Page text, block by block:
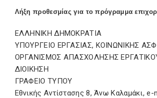
Λήξη προθεσμίας για το πρόγραμμα
ΕΛΛΗΝΙΚΗ ΔΗΜΟΚΡΑΤΙΑ
ΥΠΟΥΡΓΕΙΟ ΕΡΓΑΣΙΑΣ, ΚΟΙΝΩΝΙΚΗΣ
ΟΡΓΑΝΙΣΜΟΣ ΑΠΑΣΧΟΛΗΣΗΣ
ΔΙΟΙΚΗΣΗ
ΓΡΑΦΕΙΟ ΤΥΠΟΥ
Εθνικής Αντίστασης 8, Άνω Καλαμάκι,